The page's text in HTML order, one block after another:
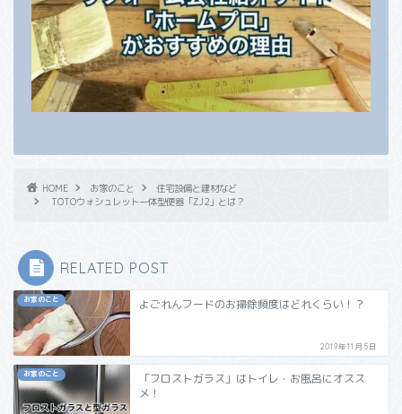
HOME お家のこと
住宅設備と建材など
TOTOウォシュレット一体型便器「ZJ2」とは？
RELATED POST
お家のこと よごれんフードのお掃除頻度はどれくらい！？
2019年11月5日
お家のこと
「フロストガラス」はトイレ・お風呂にオスス
メ！